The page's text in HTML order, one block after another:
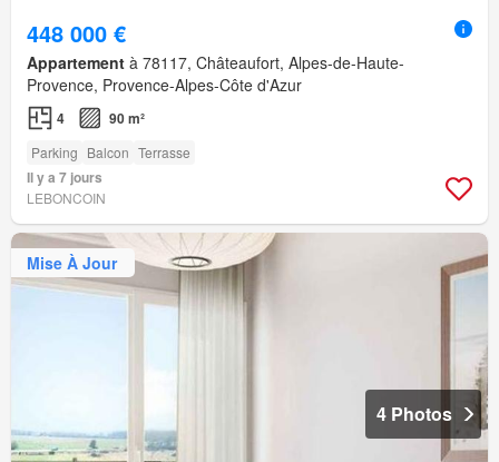
448 000 €
Appartement à 78117, Châteaufort, Alpes-de-Haute-
Provence, Provence-Alpes-Côte d'Azur
4 90 m²
Parking Balcon Terrasse
Il y a 7 jours
LEBONCOIN
Mise À Jour
4 Photos